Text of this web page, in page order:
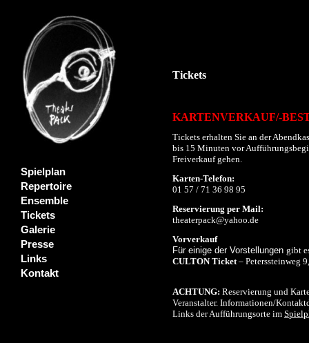
Spielplan
Repertoire
Ensemble
Tickets
Galerie
Presse
Links
Kontakt
Tickets
KARTENVERKAUF/-
Tickets erhalten Sie an der
bis 15 Minuten vor
Freiverkauf gehen.
Karten-Telefon:
01 57 / 71 36 98 95
Reservierung per Mail:
theaterpack@yahoo.de
Vorverkauf
Für einige der Vorstellungen gibt
CULTON Ticket– Peterssteinweg
ACHTUNG: Reservierung und
Veranstalter. Informationen/
Links derAufführungsorte im